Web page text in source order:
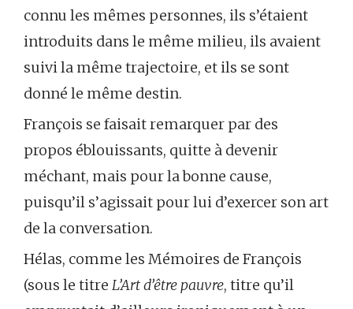
connu les mêmes personnes, ils s’étaient
introduits dans le même milieu, ils avaient
suivi la même trajectoire, et ils se sont
donné le même destin.
François se faisait remarquer par des
propos éblouissants, quitte à devenir
méchant, mais pour la bonne cause,
puisqu’il s’agissait pour lui d’exercer son art
de la conversation.
Hélas, comme les Mémoires de François
(sous le titre L’Art d’être pauvre, titre qu’il